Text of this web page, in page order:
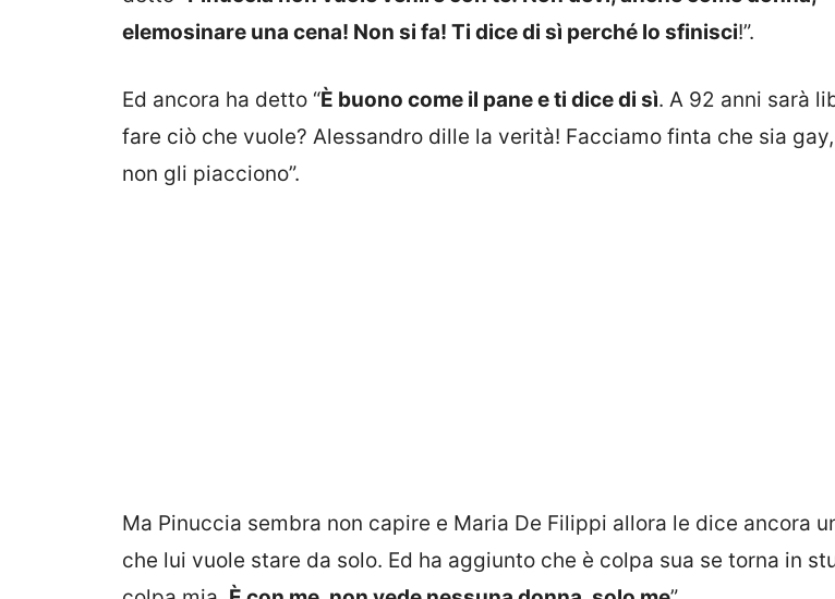
elemosinare una cena! Non si fa! Ti dice di sì perché lo sfinisci!”.
Ed ancora ha detto “È buono come il pane e ti dice di sì. A 92 anni sarà
fare ciò che vuole? Alessandro dille la verità! Facciamo finta che sia
non gli piacciono”.
Ma Pinuccia sembra non capire e Maria De Filippi allora le dice ancora
che lui vuole stare da solo. Ed ha aggiunto che è colpa sua se torna in